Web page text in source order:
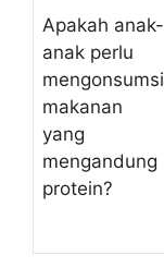
Apakah anak-
anak perlu
mengonsumsi
makanan
yang
mengandung
protein?